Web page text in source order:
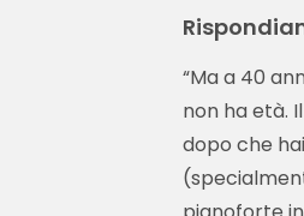
“Ma a 40
non ha età.
dopo che